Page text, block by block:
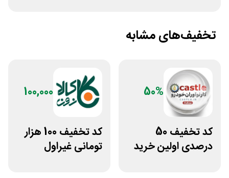
تخفیف‌های مشابه
50%
کد تخفیف 50
درصدی اولین خرید
100,000
کد تخفیف 100 هزار
تومانی غیراول